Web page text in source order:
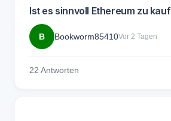
Ist es sinnvoll Ethereum zu
B Bookworm85410Vor 2 Tagen
22 Antworten